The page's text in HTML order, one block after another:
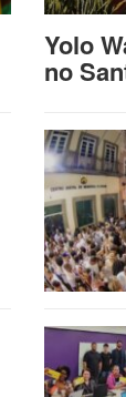
Yolo
no